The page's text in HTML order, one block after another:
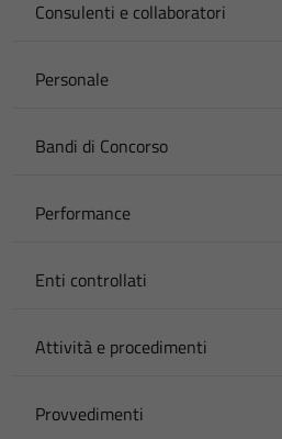
Consulenti e collaboratori
Personale
Bandi di Concorso
Performance
Enti controllati
Attività e procedimenti
Provvedimenti